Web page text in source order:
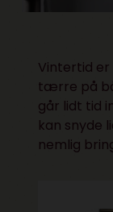
Vintertid er
tærre på
går lidt tid
kan snyde
nemlig